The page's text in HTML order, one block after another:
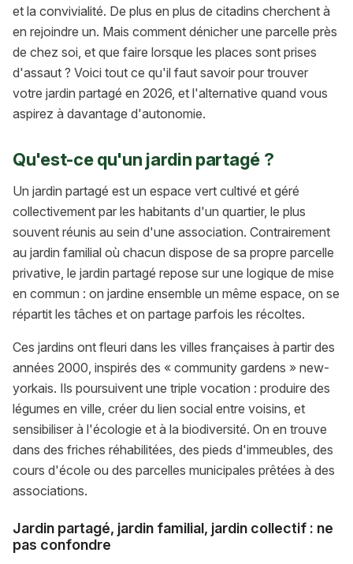
et la convivialité. De plus en plus de citadins cherchent à
en rejoindre un. Mais comment dénicher une parcelle près
de chez soi, et que faire lorsque les places sont prises
d'assaut ? Voici tout ce qu'il faut savoir pour trouver
votre jardin partagé en 2026, et l'alternative quand vous
aspirez à davantage d'autonomie.
Qu'est-ce qu'un jardin partagé ?
Un jardin partagé est un espace vert cultivé et géré
collectivement par les habitants d'un quartier, le plus
souvent réunis au sein d'une association. Contrairement
au jardin familial où chacun dispose de sa propre parcelle
privative, le jardin partagé repose sur une logique de mise
en commun : on jardine ensemble un même espace, on se
répartit les tâches et on partage parfois les récoltes.
Ces jardins ont fleuri dans les villes françaises à partir des
années 2000, inspirés des « community gardens » new-
yorkais. Ils poursuivent une triple vocation : produire des
légumes en ville, créer du lien social entre voisins, et
sensibiliser à l'écologie et à la biodiversité. On en trouve
dans des friches réhabilitées, des pieds d'immeubles, des
cours d'école ou des parcelles municipales prêtées à des
associations.
Jardin partagé, jardin familial, jardin collectif : ne
pas confondre